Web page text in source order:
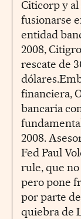
Citicorp y
fusionarse
entidad
2008,
rescate de
financiera,
bancaria
2008.
Fed Paul
rule, que
pero pone
por parte
quiebra de